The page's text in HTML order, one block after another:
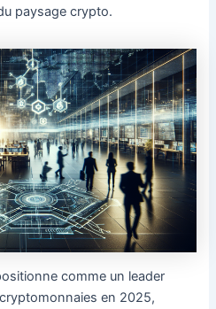
paysage crypto.
comme un leader
en 2025,